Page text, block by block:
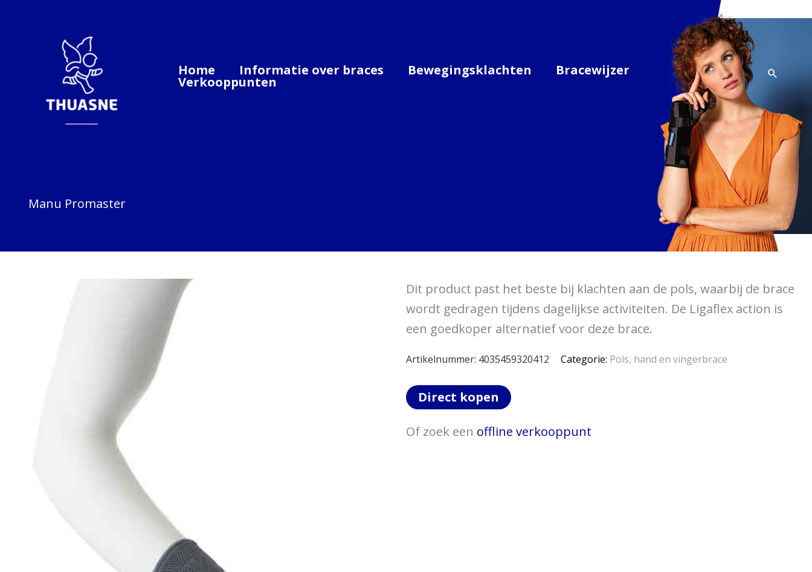
Home Informatie over braces Bewegingsklachten Bracewijzer
Verkooppunten
Manu Promaster
Dit product past het beste bij klachten aan de pols, waarbij de brace
wordt gedragen tijdens dagelijkse activiteiten. De Ligaflex action is
een goedkoper alternatief voor deze brace.
Artikelnummer: 4035459320412 Categorie: Pols, hand en vingerbrace
Direct kopen
Of zoek een offline verkooppunt